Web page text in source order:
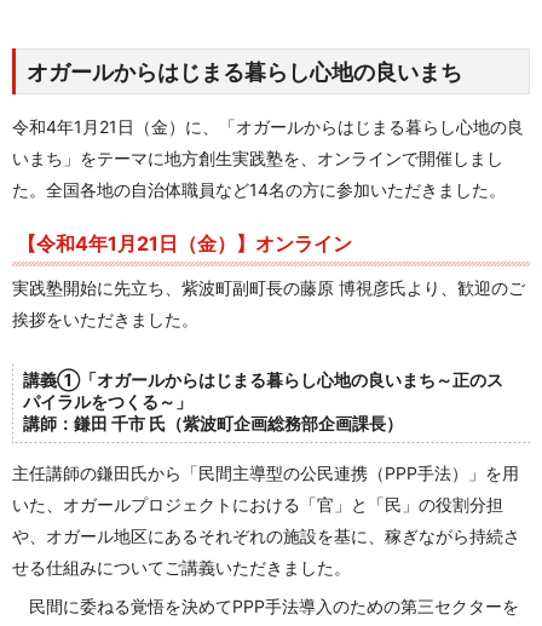
オガールからはじまる暮らし心地の良いまち
令和4年1月21日（金）に、「オガールからはじまる暮らし心地の良
いまち」をテーマに地方創生実践塾を、オンラインで開催しまし
た。全国各地の自治体職員など14名の方に参加いただきました。
【令和4年1月21日（金）】オンライン
実践塾開始に先立ち、紫波町副町長の藤原 博視彦氏より、歓迎のご
挨拶をいただきました。
講義①「オガールからはじまる暮らし心地の良いまち～正のス
パイラルをつくる～」
講師： 鎌田 千市 氏（紫波町企画総務部企画課長）
主任講師の鎌田氏から「民間主導型の公民連携（PPP手法）」を用
いた、オガールプロジェクトにおける「官」と「民」の役割分担
や、オガール地区にあるそれぞれの施設を基に、稼ぎながら持続さ
せる仕組みについてご講義いただきました。
民間に委ねる覚悟を決めてPPP手法導入のための第三セクターを